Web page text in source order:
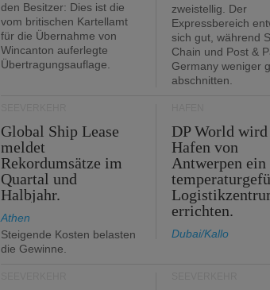
den Besitzer: Dies ist die
vom britischen Kartellamt
für die Übernahme von
Wincanton auferlegte
Übertragungsauflage.
zweistellig. Der
Expressbereich
sich gut, während
Chain und Post &
Germany weniger
abschnitten.
Global Ship Lease
meldet
Rekordumsätze im
Quartal und
Halbjahr.
Athen
Steigende Kosten belasten
die Gewinne.
DP World
Hafen von
Antwerpen ein
errichten.
Dubai/Kallo